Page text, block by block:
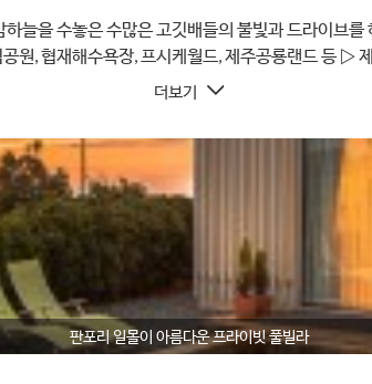
늘을 수놓은 수많은 고깃배들의 불빛과 드라이브
더보기
판포리 일몰이 아름다운 프라이빗 풀빌라